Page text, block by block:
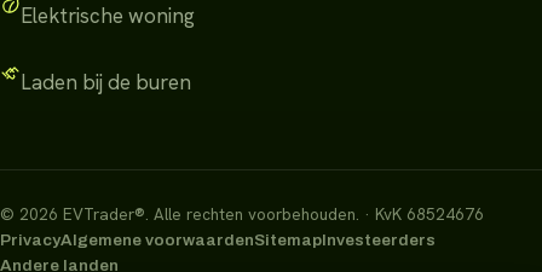
Elektrische woning
Laden bij de buren
© 2026 EVTrader®. Alle rechten voorbehouden. · KvK 68524676
PrivacyAlgemene voorwaardenSitemapInvesteerders
Andere landen